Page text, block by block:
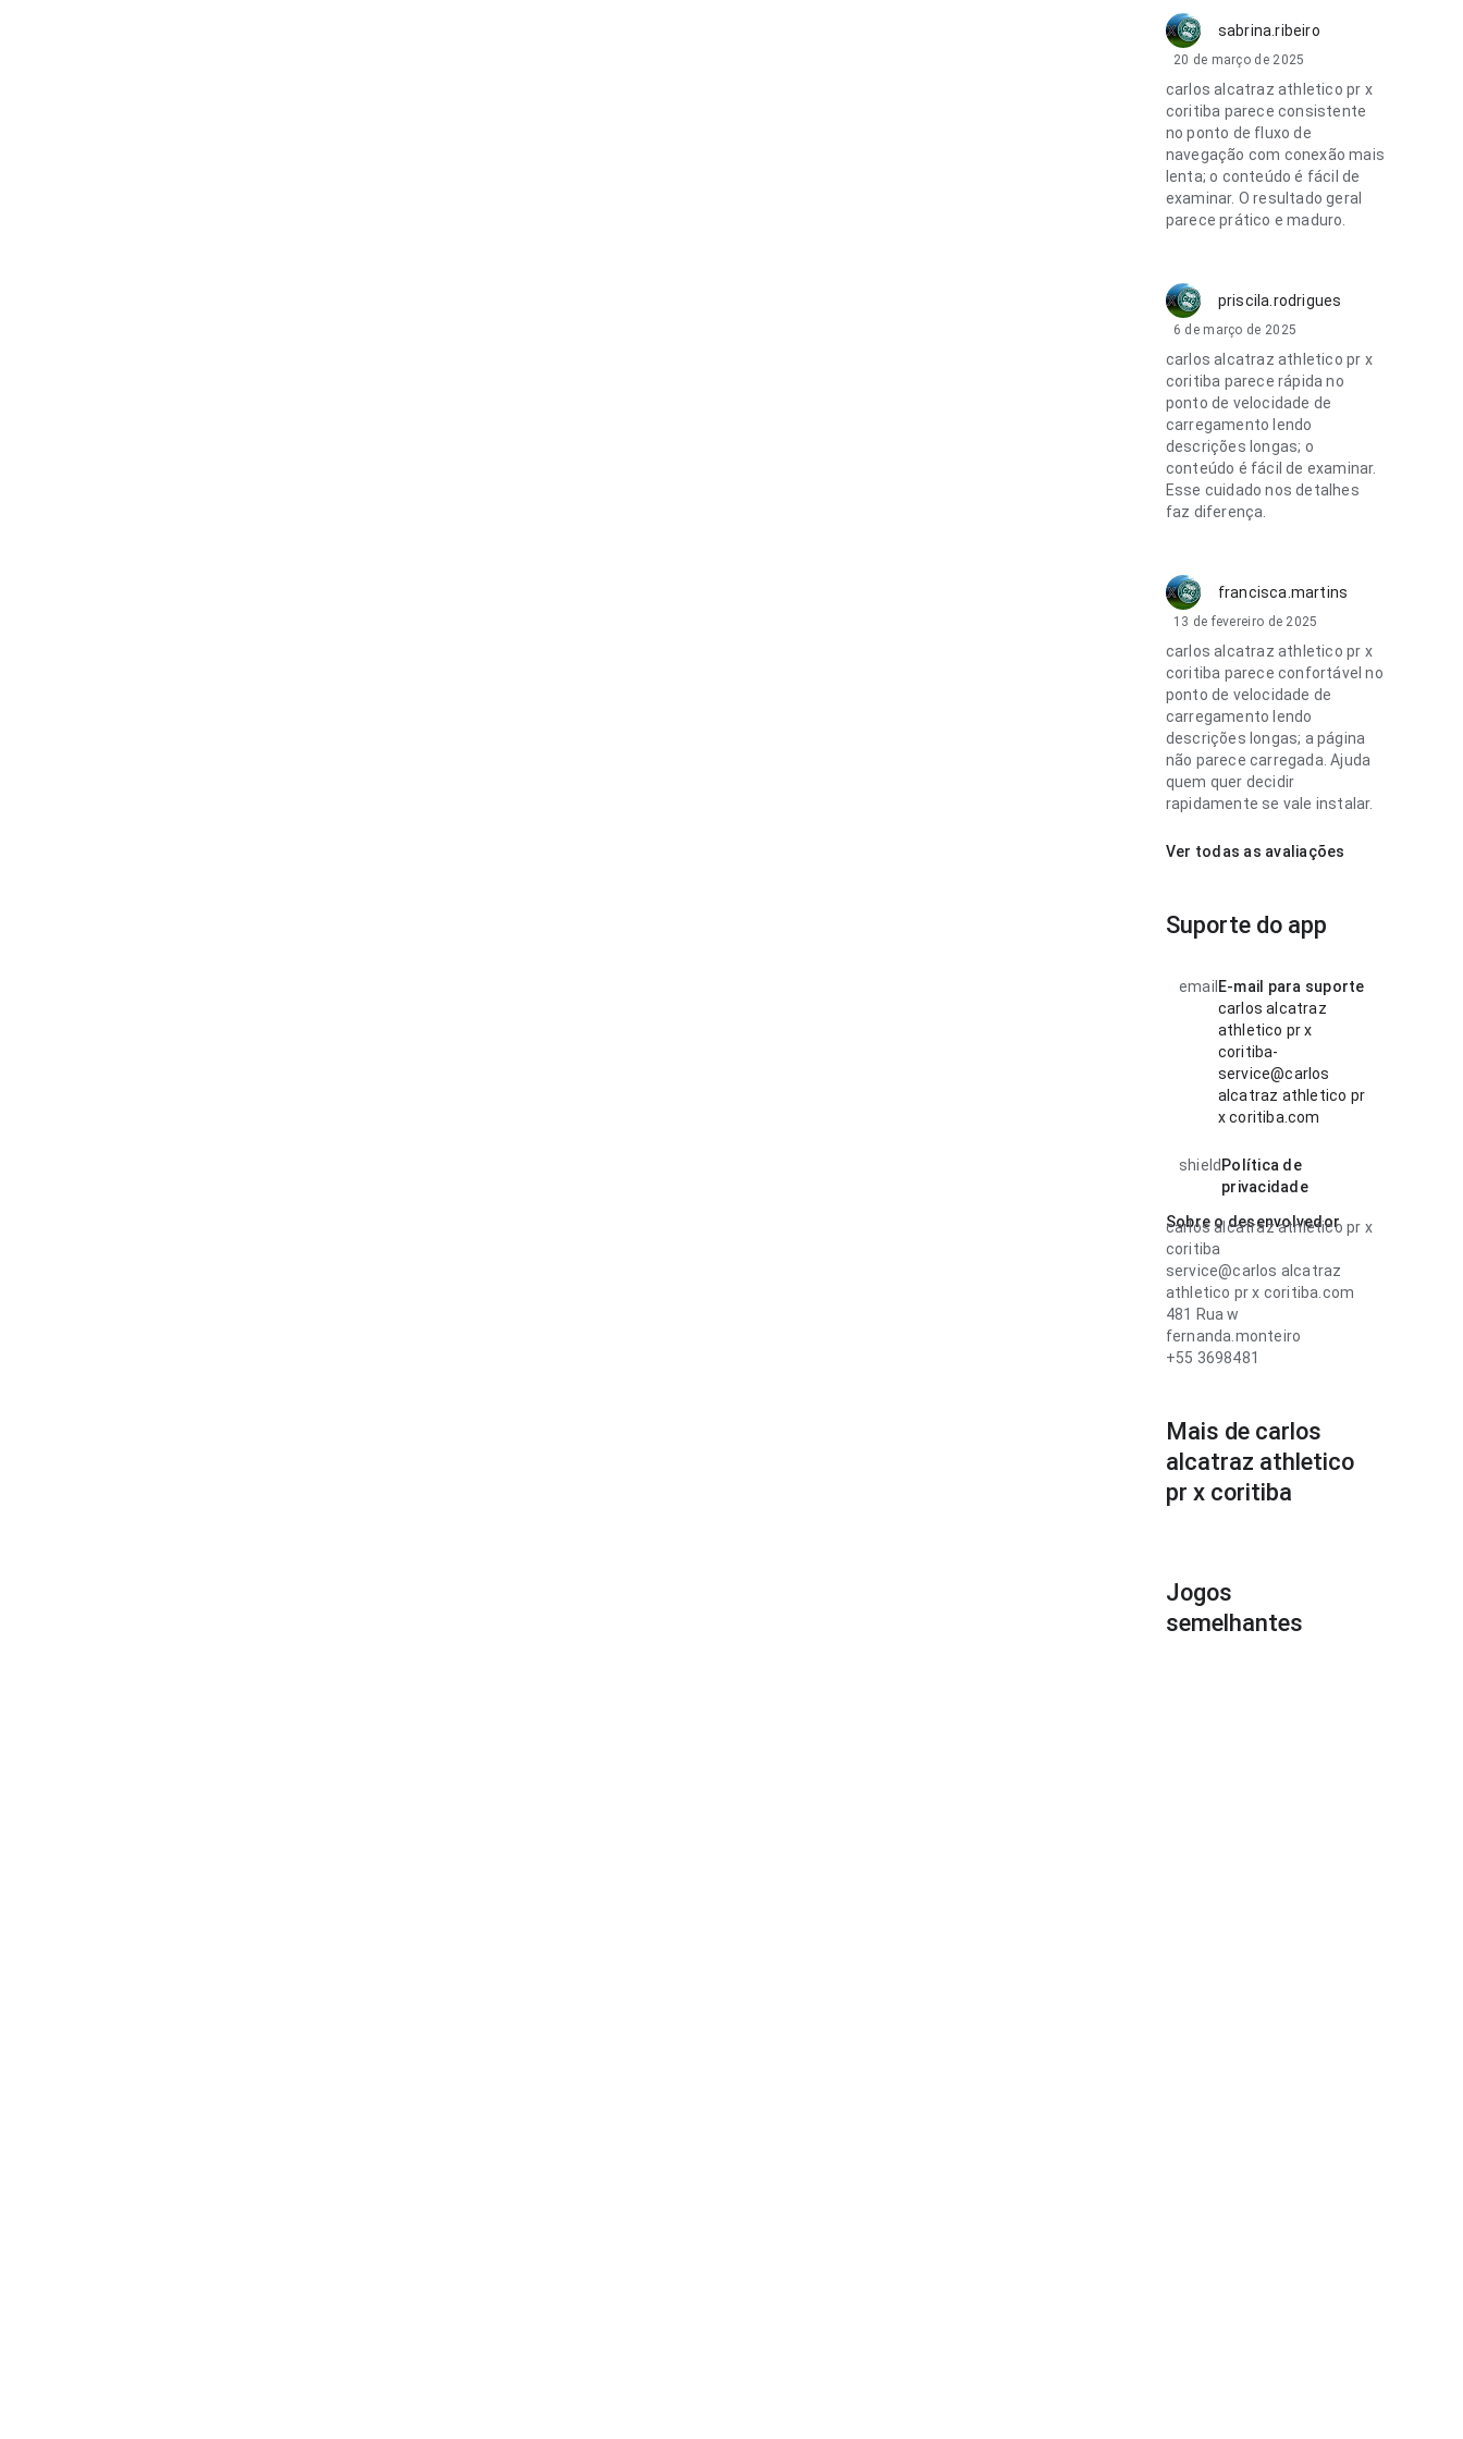
sabrina.ribeiro
20 de março de 2025
carlos alcatraz athletico pr x
coritiba parece consistente
no ponto de fluxo de
navegação com conexão mais
lenta; o conteúdo é fácil de
examinar. O resultado geral
parece prático e maduro.
priscila.rodrigues
6 de março de 2025
carlos alcatraz athletico pr x
coritiba parece rápida no
ponto de velocidade de
carregamento lendo
descrições longas; o
conteúdo é fácil de examinar.
Esse cuidado nos detalhes
faz diferença.
francisca.martins
13 de fevereiro de 2025
carlos alcatraz athletico pr x
coritiba parece confortável no
ponto de velocidade de
carregamento lendo
descrições longas; a página
não parece carregada. Ajuda
quem quer decidir
rapidamente se vale instalar.
Ver todas as avaliações
Suporte do app
email E-mail para suporte
carlos alcatraz
athletico pr x
coritiba-
service@carlos
alcatraz athletico pr
x coritiba.com
shield Política de
privacidade
Sobre o desenvolvedor
carlos alcatraz athletico pr x
coritiba
service@carlos alcatraz
athletico pr x coritiba.com
481 Rua w
fernanda.monteiro
+55 3698481
Mais de carlos
alcatraz athletico
pr x coritiba
Jogos
semelhantes